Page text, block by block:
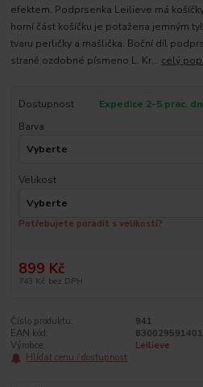
efektem. Podprsenka Leilieve má
horní část košíčku je potažena jemným
tvaru perličky a mašlička. Boční díl
straně ozdobné písmeno L. Kr... celý
Dostupnost
Expedice 2-5 prac.
Barva
Velikost
Potřebujete poradit s velikostí?
899 Kč
743 Kč bez DPH
Číslo produktu:
941
EAN kód:
Výrobce:
Leilieve
Hlídat cenu / dostupnost